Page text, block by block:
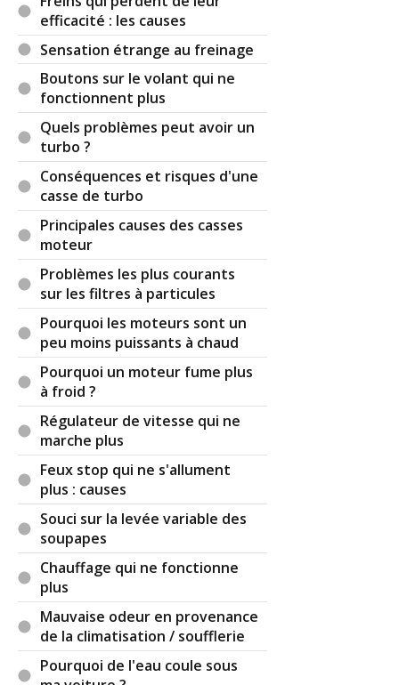
efficacité : les causes
Sensation étrange au freinage
Boutons sur le volant qui ne
fonctionnent plus
Quels problèmes peut avoir un
turbo ?
Conséquences et risques d'une
casse de turbo
Principales causes des casses
moteur
Problèmes les plus courants
sur les filtres à particules
Pourquoi les moteurs sont un
peu moins puissants à chaud
Pourquoi un moteur fume plus
à froid ?
Régulateur de vitesse qui ne
marche plus
Feux stop qui ne s'allument
plus : causes
Souci sur la levée variable des
soupapes
Chauffage qui ne fonctionne
plus
Mauvaise odeur en provenance
de la climatisation / soufflerie
Pourquoi de l'eau coule sous